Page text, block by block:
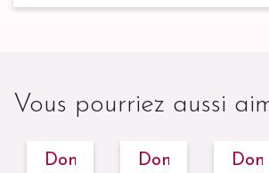
Vous pourriez aussi
Domaine
Domaine